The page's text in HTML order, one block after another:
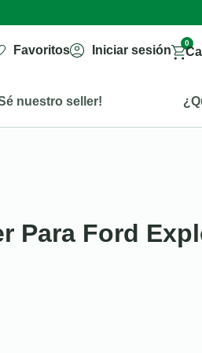
Favoritos Iniciar sesión
0
nuestro seller!
Para Ford